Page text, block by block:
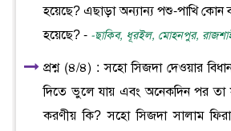
হয়েছে? এছাড়া অন্যান্য পশু-পাখি কোন
হয়েছে? - -ছাকিব, ধূরইল, মোহনপুর,
প্রশ্ন (৪/৪) : সহো সিজদা দেওয়ার
দিতে ভুলে যায় এবং অনেকদিন পর তা
করণীয় কি? সহো সিজদা সালাম